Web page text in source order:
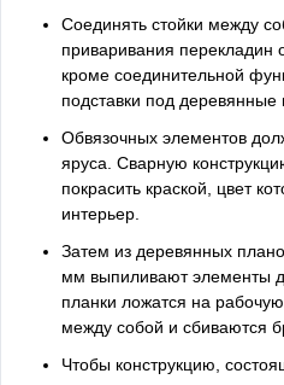
Соединять стойки между
приваривания перекладин
кроме соединительной
подставки под деревянные
Обвязочных элементов
яруса. Сварную
покрасить краской, цвет
интерьер.
Затем из деревянных
мм выпиливают элементы
планки ложатся на
между собой и сбиваются
Чтобы конструкцию,